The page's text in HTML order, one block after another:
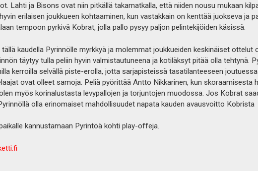
Lahti ja Bisons ovat niin pitkällä takamatkalla, että niiden nousu mukaan
erilaisen joukkueen kohtaaminen, kun vastakkain on kenttää juokseva ja
tempoon pyrkivä Kobrat, jolla pallo pysyy paljon pelintekijöiden käsissä.
kaudella Pyrinnölle myrkkyä ja molemmat joukkueiden keskinäiset ottelut
täytyy tulla peliin hyvin valmistautuneena ja kotiläksyt pitää olla tehtynä.
kerroilla selvällä piste-erolla, jotta sarjapisteissä tasatilanteeseen
ovat olleet samoja. Peliä pyörittää Antto Nikkarinen, kun skoraamisesta
myös korinalustasta levypallojen ja torjuntojen muodossa. Jos Kobrat
olla erinomaiset mahdollisuudet napata kauden avausvoitto Kobrista
kannustamaan Pyrintöä kohti play-offeja.